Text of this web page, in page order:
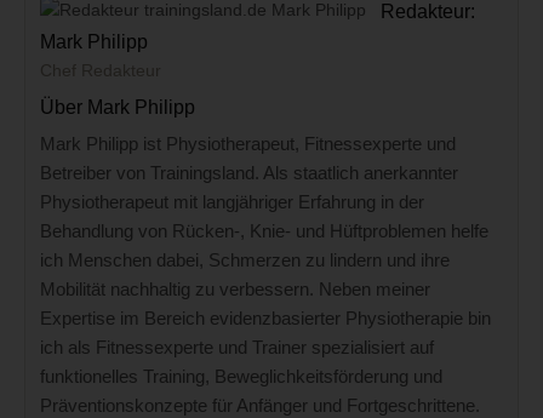
Redakteur:
Mark Philipp
Chef Redakteur
Über Mark Philipp
Mark Philipp ist Physiotherapeut, Fitnessexperte und
Betreiber von Trainingsland. Als staatlich anerkannter
Physiotherapeut mit langjähriger Erfahrung in der
Behandlung von Rücken-, Knie- und Hüftproblemen helfe
ich Menschen dabei, Schmerzen zu lindern und ihre
Mobilität nachhaltig zu verbessern. Neben meiner
Expertise im Bereich evidenzbasierter Physiotherapie bin
ich als Fitnessexperte und Trainer spezialisiert auf
funktionelles Training, Beweglichkeitsförderung und
Präventionskonzepte für Anfänger und Fortgeschrittene.